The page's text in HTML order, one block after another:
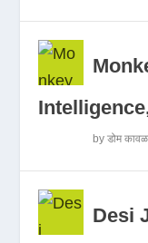
byडोम
Desi